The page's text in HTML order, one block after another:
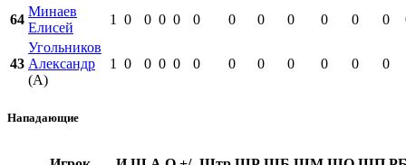
64
Минаев
Елисей
1 0 0 0 0 0 0 0 0 0 0 0
43
Угольников
Александр
(А)
1 0 0 0 0 0 0 0 0 0 0 0
Нападающие